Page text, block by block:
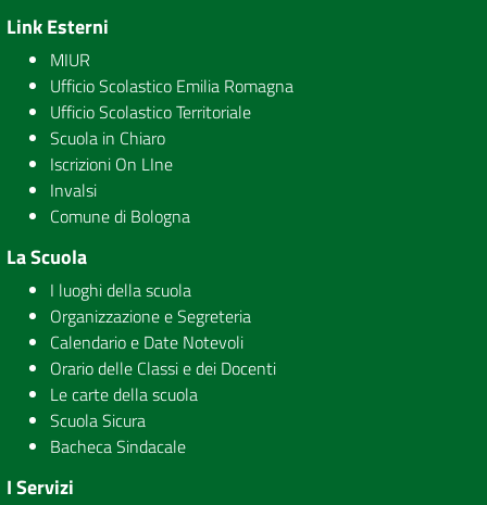
Link Esterni
MIUR
Ufficio Scolastico Emilia Romagna
Ufficio Scolastico Territoriale
Scuola in Chiaro
Iscrizioni On LIne
Invalsi
Comune di Bologna
La Scuola
I luoghi della scuola
Organizzazione e Segreteria
Calendario e Date Notevoli
Orario delle Classi e dei Docenti
Le carte della scuola
Scuola Sicura
Bacheca Sindacale
I Servizi